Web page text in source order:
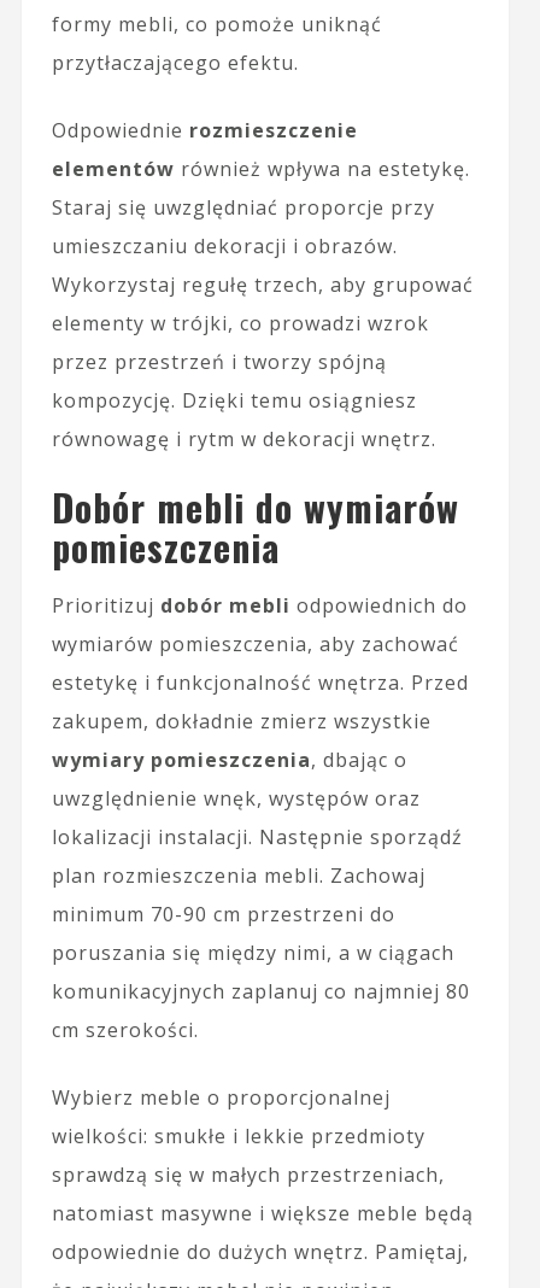
formy mebli, co pomoże uniknąć
przytłaczającego efektu.
Odpowiednie rozmieszczenie
elementów również wpływa na estetykę.
Staraj się uwzględniać proporcje przy
umieszczaniu dekoracji i obrazów.
Wykorzystaj regułę trzech, aby grupować
elementy w trójki, co prowadzi wzrok
przez przestrzeń i tworzy spójną
kompozycję. Dzięki temu osiągniesz
równowagę i rytm w dekoracji wnętrz.
Dobór mebli do wymiarów
pomieszczenia
Prioritizuj dobór mebli odpowiednich do
wymiarów pomieszczenia, aby zachować
estetykę i funkcjonalność wnętrza. Przed
zakupem, dokładnie zmierz wszystkie
wymiary pomieszczenia, dbając o
uwzględnienie wnęk, występów oraz
lokalizacji instalacji. Następnie sporządź
plan rozmieszczenia mebli. Zachowaj
minimum 70-90 cm przestrzeni do
poruszania się między nimi, a w ciągach
komunikacyjnych zaplanuj co najmniej 80
cm szerokości.
Wybierz meble o proporcjonalnej
wielkości: smukłe i lekkie przedmioty
sprawdzą się w małych przestrzeniach,
natomiast masywne i większe meble będą
odpowiednie do dużych wnętrz. Pamiętaj,